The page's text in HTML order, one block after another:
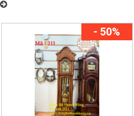
- 50%